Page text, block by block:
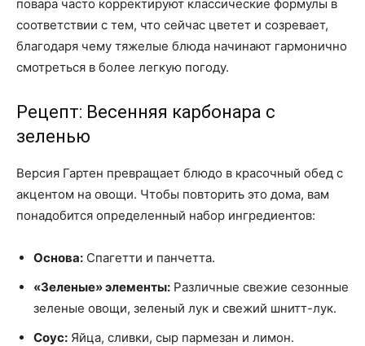
повара часто корректируют классические формулы в
соответствии с тем, что сейчас цветет и созревает,
благодаря чему тяжелые блюда начинают гармонично
смотреться в более легкую погоду.
Рецепт: Весенняя карбонара с
зеленью
Версия Гартен превращает блюдо в красочный обед с
акцентом на овощи. Чтобы повторить это дома, вам
понадобится определенный набор ингредиентов:
Основа: Спагетти и панчетта.
«Зеленые» элементы: Различные свежие сезонные
зеленые овощи, зеленый лук и свежий шнитт-лук.
Соус: Яйца, сливки, сыр пармезан и лимон.